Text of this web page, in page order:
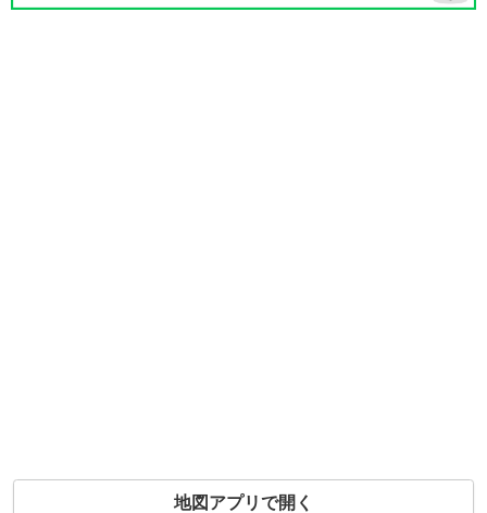
地図アプリで開く